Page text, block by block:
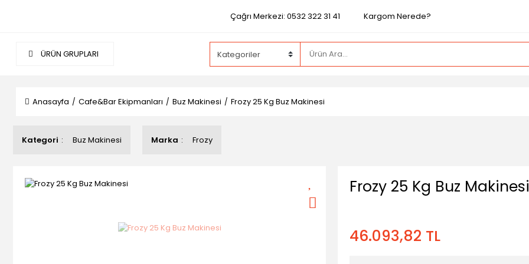
Çağrı Merkezi: 0532 322 31 41 Kargom Nerede?
ÜRÜN GRUPLARI
Anasayfa Cafe&Bar Ekipmanları Buz Makinesi Frozy 25 Kg Buz Makinesi
Kategori Buz Makinesi Marka Frozy
Frozy 25 Kg Buz Makinesi
46.093,82 TL